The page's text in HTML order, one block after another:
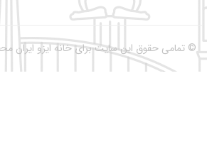
حقوق این سایت برای خانه ایزو ایران